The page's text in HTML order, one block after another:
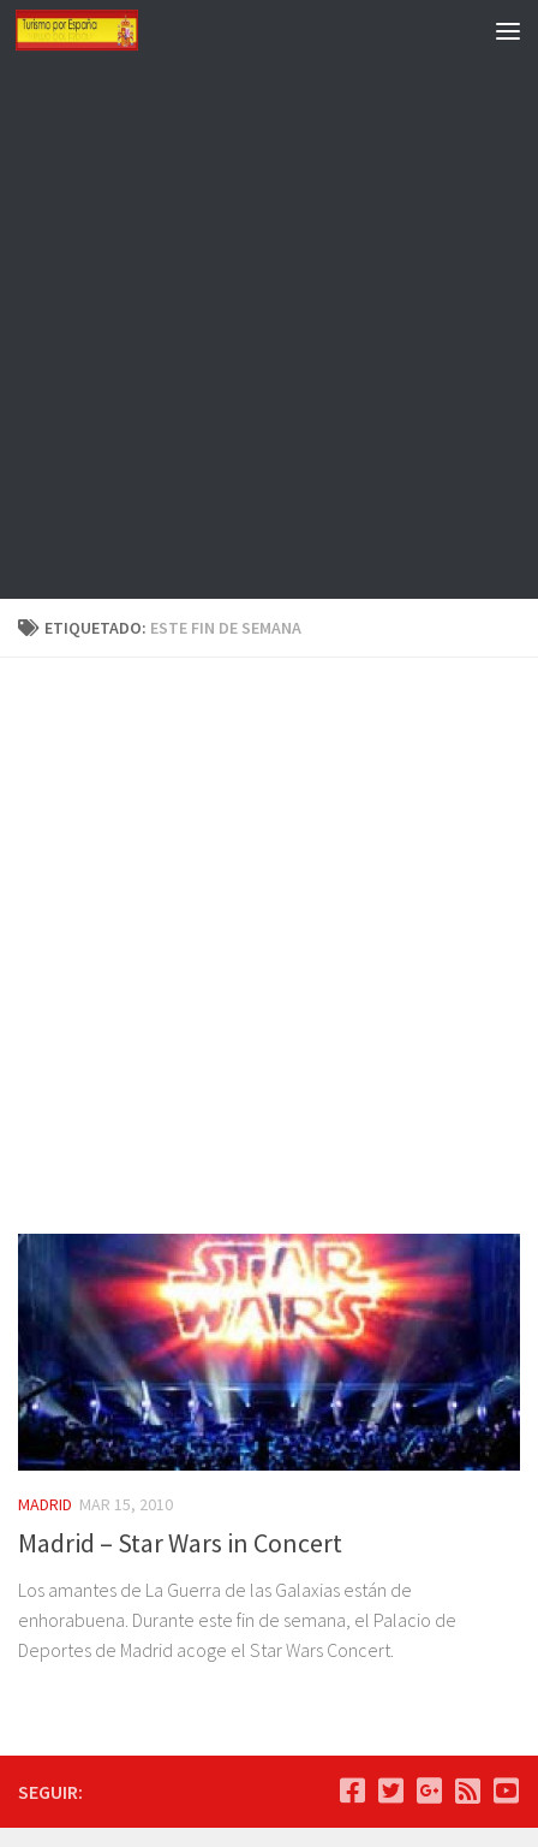
Saltar al contenido
ETIQUETADO: ESTE FIN DE SEMANA
MADRID MAR 15, 2010
Madrid – Star Wars in Concert
Los amantes de La Guerra de las Galaxias están de
enhorabuena. Durante este fin de semana, el Palacio de
Deportes de Madrid acoge el Star Wars Concert.
SEGUIR: